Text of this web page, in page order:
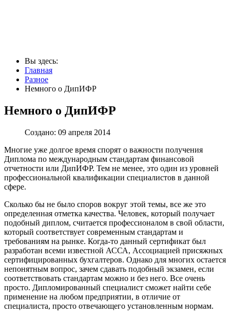
Вы здесь:
Главная
Разное
Немного о ДипИФР
Немного о ДипИФР
Создано: 09 апреля 2014
Многие уже долгое время спорят о важности получения
Диплома по международным стандартам финансовой
отчетности или ДипИФР. Тем не менее, это один из уровней
профессиональной квалификации специалистов в данной
сфере.
Сколько бы не было споров вокруг этой темы, все же это
определенная отметка качества. Человек, который получает
подобный диплом, считается профессионалом в свой области,
который соответствует современным стандартам и
требованиям на рынке. Когда-то данный сертификат был
разработан всеми известной АССА, Ассоциацией присяжных
сертифицированных бухгалтеров. Однако для многих остается
непонятным вопрос, зачем сдавать подобный экзамен, если
соответствовать стандартам можно и без него. Все очень
просто. Дипломированный специалист сможет найти себе
применение на любом предприятии, в отличие от
специалиста, просто отвечающего установленным нормам.